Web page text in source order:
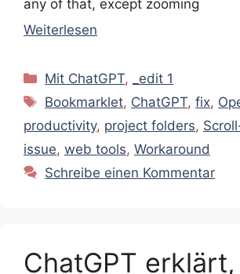
any of that, except zooming
Weiterlesen
Kategorien
Mit ChatGPT,
_edit 1
Schlagwörter
Bookmarklet, ChatGPT,fix,
productivity, project folders,
issue, web tools, Workaround
Schreibe einen Kommentar
ChatGPT